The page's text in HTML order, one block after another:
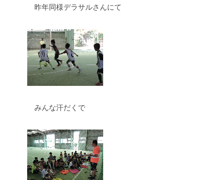
昨年同様デラサルさんにて
みんな汗だくで